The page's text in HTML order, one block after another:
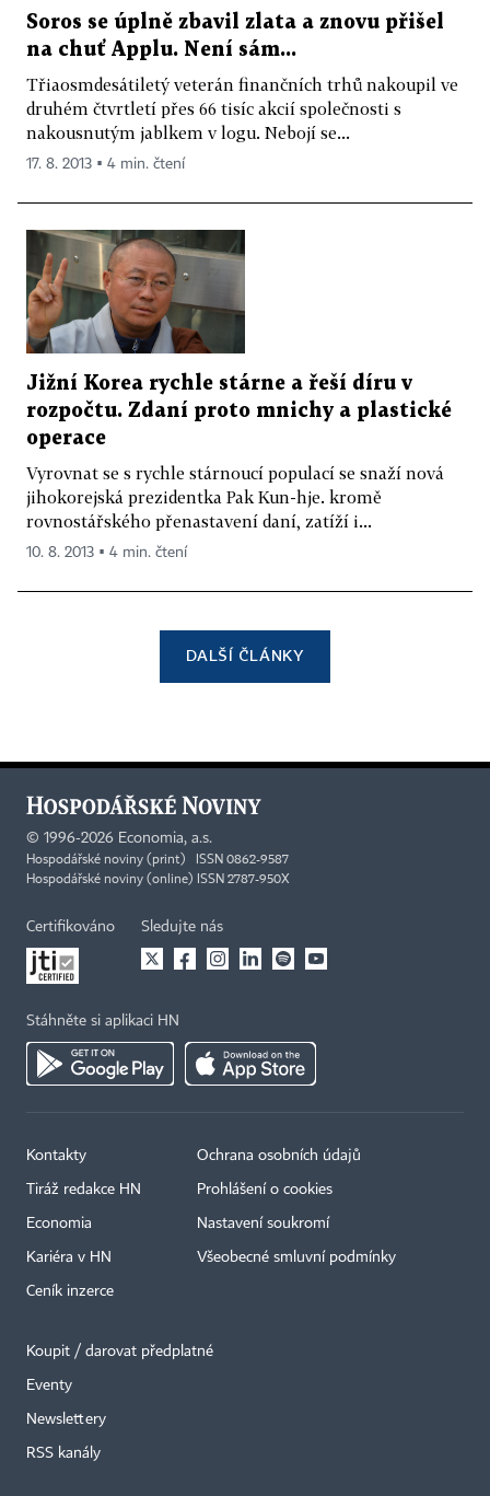
Soros se úplně zbavil zlata a znovu přišel
na chuť Applu. Není sám...
Třiaosmdesátiletý veterán finančních trhů nakoupil ve
druhém čtvrtletí přes 66 tisíc akcií společnosti s
nakousnutým jablkem v logu. Nebojí se...
17. 8. 2013 ▪ 4 min. čtení
Jižní Korea rychle stárne a řeší díru v
rozpočtu. Zdaní proto mnichy a plastické
operace
Vyrovnat se s rychle stárnoucí populací se snaží nová
jihokorejská prezidentka Pak Kun-hje. kromě
rovnostářského přenastavení daní, zatíží i...
10. 8. 2013 ▪ 4 min. čtení
DALŠÍ ČLÁNKY
© 1996-2026 Economia, a.s.
Hospodářské noviny (print) ISSN 0862-9587
Hospodářské noviny (online) ISSN 2787-950X
Certifikováno Sledujte nás
Stáhněte si aplikaci HN
Kontakty
Tiráž redakce HN
Economia
Kariéra v HN
Ceník inzerce
Ochrana osobních údajů
Prohlášení o cookies
Nastavení soukromí
Všeobecné smluvní podmínky
Koupit / darovat předplatné
Eventy
Newslettery
RSS kanály